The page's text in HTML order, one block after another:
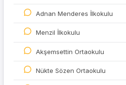
Adnan Menderes İlkokulu
Menzil İlkokulu
Akşemsettin Ortaokulu
Nükte Sözen Ortaokulu